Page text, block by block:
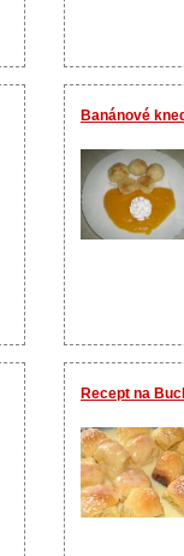
Banánové
Recept na